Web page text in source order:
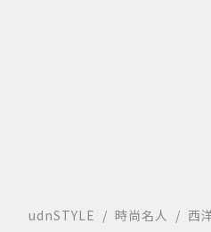
udnSTYLE 時尚名人 西